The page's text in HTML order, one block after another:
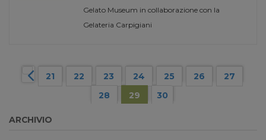
Gelato Museum in collaborazione con la
Gelateria Carpigiani
21 22 23 24 25 26
27
28
29 30
ARCHIVIO